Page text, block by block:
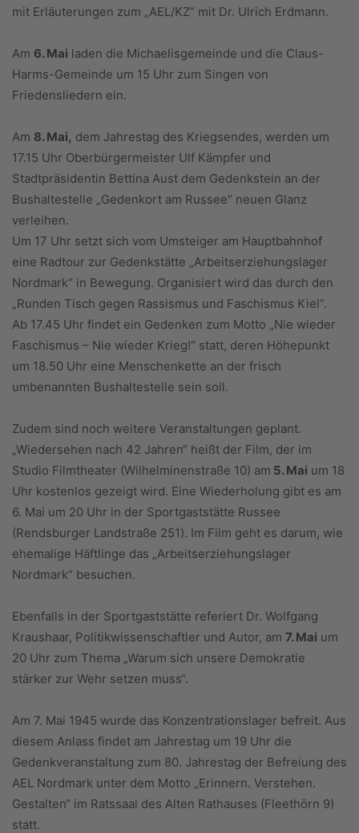
mit Erläuterungen zum „AEL/KZ“ mit Dr. Ulrich Erdmann.
Am 6. Mai laden die Michaelisgemeinde und die Claus-
Harms-Gemeinde um 15 Uhr zum Singen von
Friedensliedern ein.
Am 8. Mai, dem Jahrestag des Kriegsendes, werden um
17.15 Uhr Oberbürgermeister Ulf Kämpfer und
Stadtpräsidentin Bettina Aust dem Gedenkstein an der
Bushaltestelle „Gedenkort am Russee“ neuen Glanz
verleihen.
Um 17 Uhr setzt sich vom Umsteiger am Hauptbahnhof
eine Radtour zur Gedenkstätte „Arbeitserziehungslager
Nordmark“ in Bewegung. Organisiert wird das durch den
„Runden Tisch gegen Rassismus und Faschismus Kiel“.
Ab 17.45 Uhr findet ein Gedenken zum Motto „Nie wieder
Faschismus – Nie wieder Krieg!“ statt, deren Höhepunkt
um 18.50 Uhr eine Menschenkette an der frisch
umbenannten Bushaltestelle sein soll.
Zudem sind noch weitere Veranstaltungen geplant.
„Wiedersehen nach 42 Jahren“ heißt der Film, der im
Studio Filmtheater (Wilhelminenstraße 10) am 5. Mai um 18
Uhr kostenlos gezeigt wird. Eine Wiederholung gibt es am
6. Mai um 20 Uhr in der Sportgaststätte Russee
(Rendsburger Landstraße 251). Im Film geht es darum, wie
ehemalige Häftlinge das „Arbeitserziehungslager
Nordmark“ besuchen.
Ebenfalls in der Sportgaststätte referiert Dr. Wolfgang
Kraushaar, Politikwissenschaftler und Autor, am 7. Mai um
20 Uhr zum Thema „Warum sich unsere Demokratie
stärker zur Wehr setzen muss“.
Am 7. Mai 1945 wurde das Konzentrationslager befreit. Aus
diesem Anlass findet am Jahrestag um 19 Uhr die
Gedenkveranstaltung zum 80. Jahrestag der Befreiung des
AEL Nordmark unter dem Motto „Erinnern. Verstehen.
Gestalten“ im Ratssaal des Alten Rathauses (Fleethörn 9)
statt.